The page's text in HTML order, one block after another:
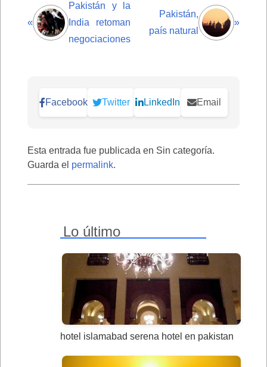
«
Pakistán y la
India retoman
negociaciones
Pakistán,
país natural
»
Facebook Twitter LinkedIn Email
Esta entrada fue publicada en Sin categoría.
Guarda el permalink.
Lo último
hotel islamabad serena hotel en pakistan